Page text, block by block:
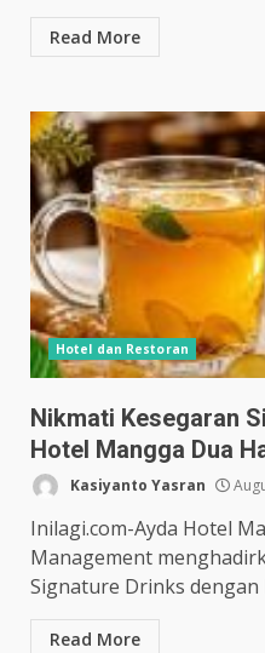
Read More
Hotel dan Restoran
Nikmati Kesegaran
Hotel Mangga Dua
Kasiyanto Yasran
Inilagi.com-Ayda Hotel
Management
Signature Drinks dengan
Read More